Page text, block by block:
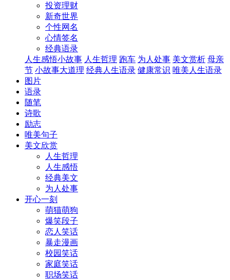
投资理财
新奇世界
个性网名
心情签名
经典语录
人生感悟小故事 人生哲理 跑车 为人处事 美文赏析 母亲
节 小故事大道理 经典人生语录 健康常识 唯美人生语录
图片
语录
随笔
诗歌
励志
唯美句子
美文欣赏
人生哲理
人生感悟
经典美文
为人处事
开心一刻
萌猫萌狗
爆笑段子
恋人笑话
暴走漫画
校园笑话
家庭笑话
职场笑话